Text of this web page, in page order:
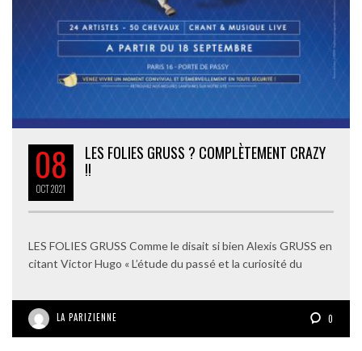
08
OCT2021
LES FOLIES GRUSS ? COMPLÈTEMENT CRAZY
!!
LES FOLIES GRUSS Comme le disait si bien Alexis GRUSS en
citant Victor Hugo « L’étude du passé et la curiosité du
LA PARIZIENNE 0